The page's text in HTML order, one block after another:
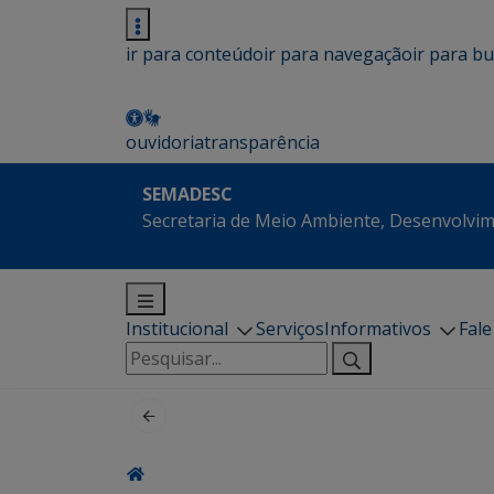
ir para conteúdoir para navegaçãoir para
ouvidoriatransparência
SEMADESC
Secretaria de Meio Ambiente,
Institucional ServiçosInformativos
Pesquisar
por: